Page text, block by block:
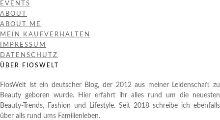
EVENTS
ABOUT
ABOUT ME
MEIN KAUFVERHALTEN
IMPRESSUM
DATENSCHUTZ
ÜBER FIOSWELT
FiosWelt ist ein deutscher Blog, der 2012 aus meiner Leidenschaft zu
Beauty geboren wurde. Hier erfahrt ihr alles rund um die neuesten
Beauty-Trends, Fashion und Lifestyle. Seit 2018 schreibe ich ebenfalls
über alls rund ums Familienleben.